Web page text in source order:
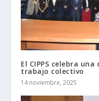
El CIPPS celebra
trabajo colectivo
14 noviembre, 2025